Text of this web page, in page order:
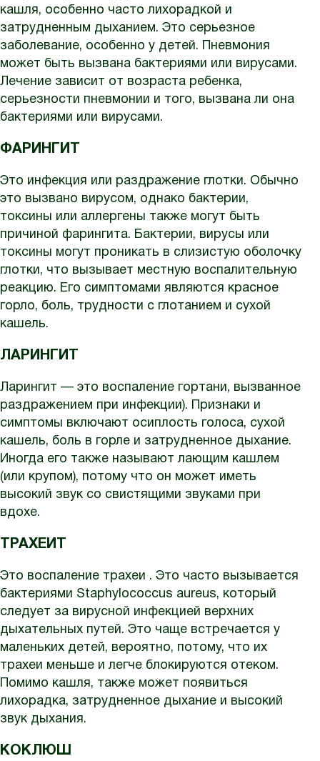
кашля, особенно часто лихорадкой и
затрудненным дыханием. Это серьезное
заболевание, особенно у детей. Пневмония
может быть вызвана бактериями или вирусами.
Лечение зависит от возраста ребенка,
серьезности пневмонии и того, вызвана ли она
бактериями или вирусами.
ФАРИНГИТ
Это инфекция или раздражение глотки. Обычно
это вызвано вирусом, однако бактерии,
токсины или аллергены также могут быть
причиной фарингита. Бактерии, вирусы или
токсины могут проникать в слизистую оболочку
глотки, что вызывает местную воспалительную
реакцию. Его симптомами являются красное
горло, боль, трудности с глотанием и сухой
кашель.
ЛАРИНГИТ
Ларингит — это воспаление гортани, вызванное
раздражением при инфекции). Признаки и
симптомы включают осиплость голоса, сухой
кашель, боль в горле и затрудненное дыхание.
Иногда его также называют лающим кашлем
(или крупом), потому что он может иметь
высокий звук со свистящими звуками при
вдохе.
ТРАХЕИТ
Это воспаление трахеи . Это часто вызывается
бактериями Staphylococcus aureus, который
следует за вирусной инфекцией верхних
дыхательных путей. Это чаще встречается у
маленьких детей, вероятно, потому, что их
трахеи меньше и легче блокируются отеком.
Помимо кашля, также может появиться
лихорадка, затрудненное дыхание и высокий
звук дыхания.
КОКЛЮШ